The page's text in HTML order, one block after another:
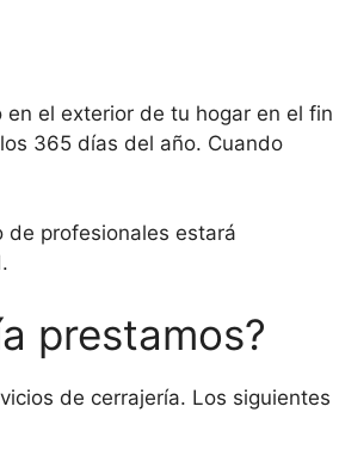
el exterior de tu hogar en el fin
365 días del año. Cuando
de profesionales estará
prestamos?
de cerrajería. Los siguientes